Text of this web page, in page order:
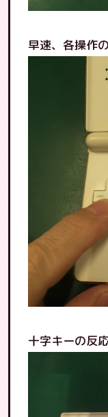
早速、各操作
十字キーの反